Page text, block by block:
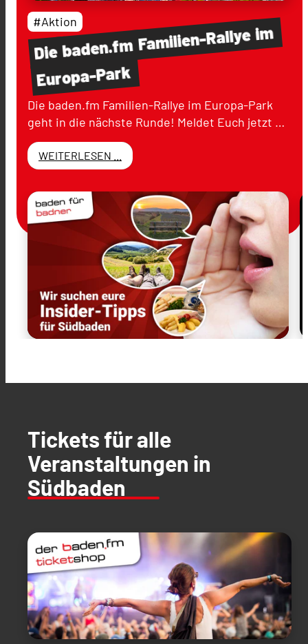
Diebaden.fmFamilien-Rallyeim
Europa-Park
#Aktion
Die baden.fm Familien-Rallye im Europa-Park
geht in die nächste Runde! Meldet Euch jetzt …
WEITERLESEN ...
Tickets für alle
Veranstaltungen in
Südbaden